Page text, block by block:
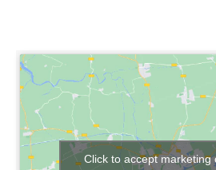
Click to accept marketing